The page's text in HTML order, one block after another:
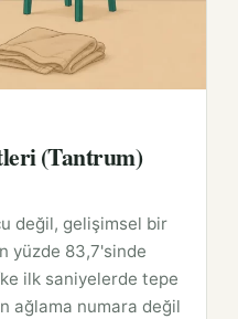
(Tantrum)
değil, gelişimsel bir
yüzde 83,7'sinde
ilk saniyelerde tepe
ağlama numara değil